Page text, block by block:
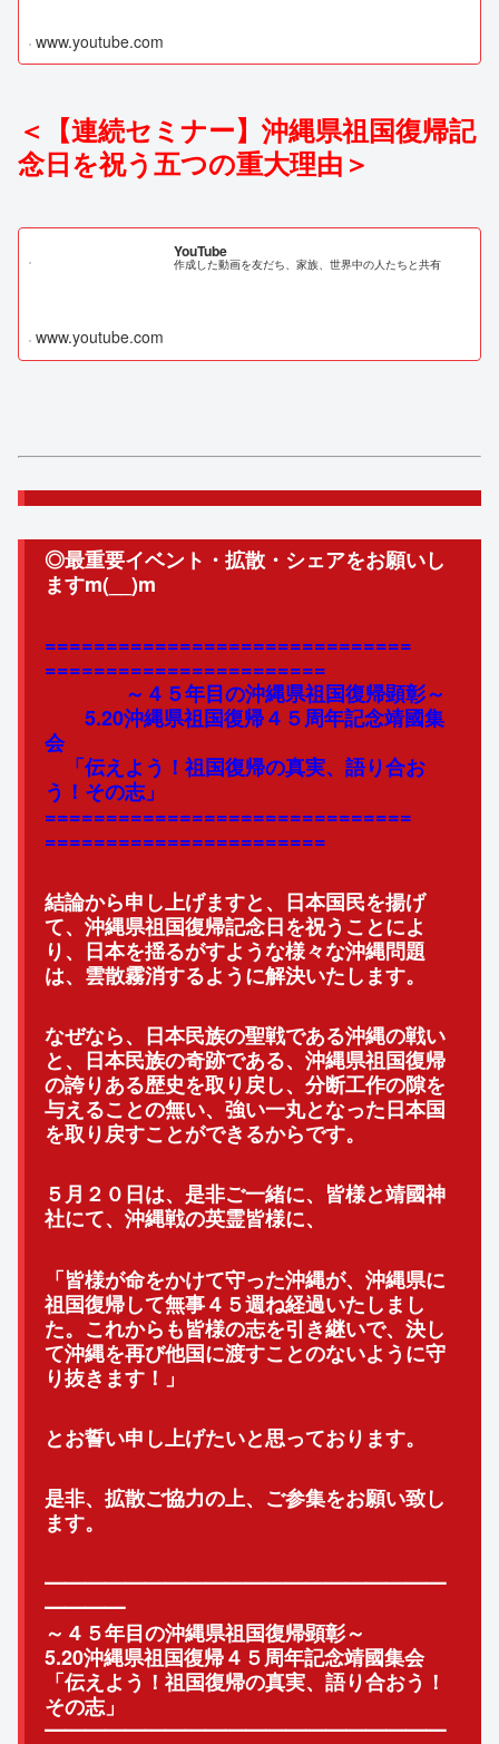
www.youtube.com
＜【連続セミナー】沖縄県祖国復帰記
念日を祝う五つの重大理由＞
YouTube
作成した動画を友だち、家族、世界中の人たちと共有
www.youtube.com
◎最重要イベント・拡散・シェアをお願いし
ますm(__)m
==============================
=======================
～４５年目の沖縄県祖国復帰顕彰～
5.20沖縄県祖国復帰４５周年記念靖國集
会
「伝えよう！祖国復帰の真実、語り合お
う！その志」
==============================
=======================
結論から申し上げますと、日本国民を揚げ
て、 沖縄県祖国復帰記念日を祝うことによ
り、 日本を揺るがすような様々な沖縄問題
は、 雲散霧消するように解決いたします。
なぜなら、日本民族の聖戦である沖縄の戦い
と、 日本民族の奇跡である、 沖縄県祖国復帰
の誇りある歴史を取り戻し、 分断工作の隙を
与えることの無い、 強い一丸となった日本国
を取り戻すことができるからです。
５月２０日は、是非ご一緒に、皆様と靖國神
社にて、 沖縄戦の英霊皆様に、
「皆様が命をかけて守った沖縄が、 沖縄県に
祖国復帰して無事４５週ね経過いたしまし
た。 これからも皆様の志を引き継いで、 決し
て沖縄を再び他国に渡すことのないように守
り抜きます！」
とお誓い申し上げたいと思っております。
是非、拡散ご協力の上、ご参集をお願い致し
ます。
━━━━━━━━━━━━━━━━━━━━
━━━━
～４５年目の沖縄県祖国復帰顕彰～
5.20沖縄県祖国復帰４５周年記念靖國集会
「伝えよう！祖国復帰の真実、語り合おう！
その志」
━━━━━━━━━━━━━━━━━━━━